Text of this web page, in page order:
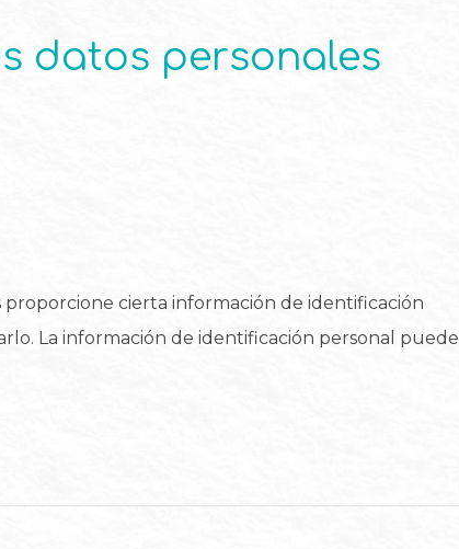
datos personales
cierta información de identificación
La información de identificación personal puede